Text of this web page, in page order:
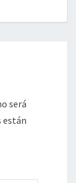
será
están